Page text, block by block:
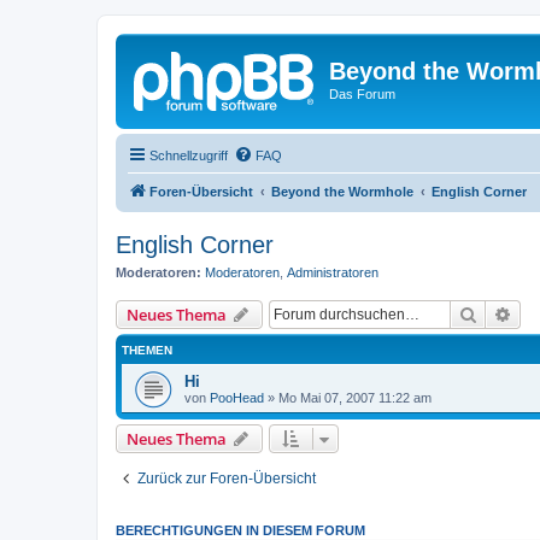
Beyond the
Das Forum
Schnellzugriff FAQ
Foren-Übersicht Beyond the Wormhole English Corner
English Corner
Moderatoren: Moderatoren Administratoren
Neues Thema Suche
THEMEN
Hi
von PooHead » Mo Mai 07, 2007 11:22 am
Neues Thema
Zurück zur Foren-Übersicht
BERECHTIGUNGEN IN DIESEM FORUM